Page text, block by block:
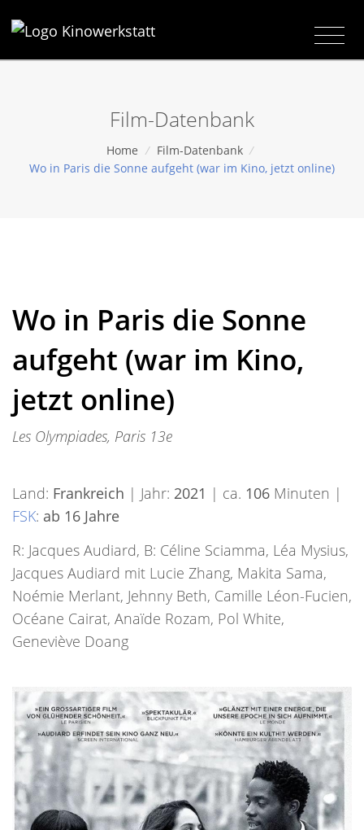
Film-Datenbank
Home / Film-Datenbank /
Wo in Paris die Sonne aufgeht (war im Kino, jetzt online)
Wo in Paris die Sonne
aufgeht (war im Kino,
jetzt online)
Les Olympiades, Paris 13e
Land: Frankreich | Jahr: 2021 | ca. 106 Minuten |
FSK: ab 16 Jahre
R: Jacques Audiard, B: Céline Sciamma, Léa Mysius,
Jacques Audiard mit Lucie Zhang, Makita Sama,
Noémie Merlant, Jehnny Beth, Camille Léon-Fucien,
Océane Cairat, Anaïde Rozam, Pol White,
Geneviève Doang